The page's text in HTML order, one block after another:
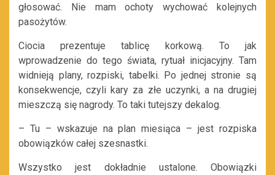
głosować. Nie mam ochoty wychować kolejnych
pasożytów.
Ciocia prezentuje tablicę korkową. To jak
wprowadzenie do tego świata, rytuał inicjacyjny. Tam
widnieją plany, rozpiski, tabelki. Po jednej stronie są
konsekwencje, czyli kary za złe uczynki, a na drugiej
mieszczą się nagrody. To taki tutejszy dekalog.
– Tu – wskazuje na plan miesiąca – jest rozpiska
obowiązków całej szesnastki.
Wszystko jest dokładnie ustalone. Obowiązki